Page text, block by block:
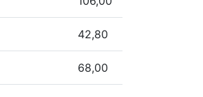
42,80
68,00